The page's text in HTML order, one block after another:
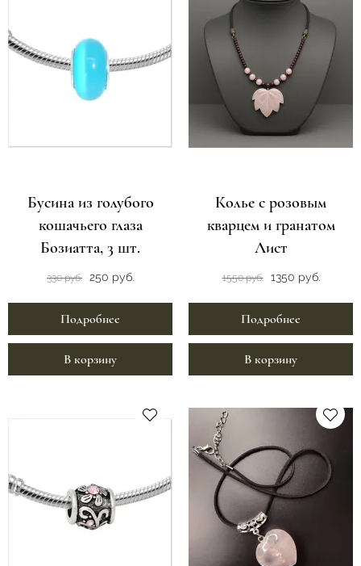
Бусина из голубого
кошачьего глаза
Бозиатта, 3 шт.
330 руб. 250 руб.
Подробнее
В корзину
Колье с розовым
кварцем и гранатом
Лист
1550 руб. 1350 руб.
Подробнее
В корзину